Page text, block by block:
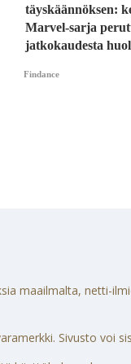
täyskäännöksen:
Marvel-sarja
jatkokaudesta
Findance
maailmalta, netti-
Sivusto voi